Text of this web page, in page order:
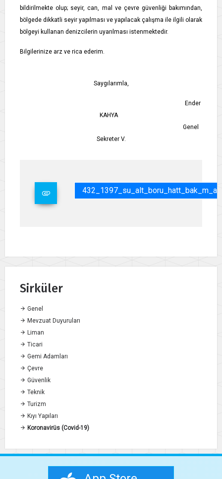
bildirilmekte olup; seyir, can, mal ve çevre güvenliği bakımından,
bölgede dikkatli seyir yapılması ve yapılacak çalışma ile ilgili olarak
bölgeyi kullanan denizcilerin uyarılması istenmektedir.
Bilgilerinize arz ve rica ederim.
Saygılarımla,
Ender
KAHYA
Genel
Sekreter V.
Sirküler
Genel
Mevzuat Duyuruları
Liman
Ticari
Gemi Adamları
Çevre
Güvenlik
Teknik
Turizm
Kıyı Yapıları
Koronavirüs (Covid-19)